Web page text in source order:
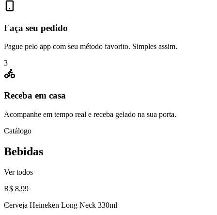
Faça seu pedido
Pague pelo app com seu método favorito. Simples assim.
3
Receba em casa
Acompanhe em tempo real e receba gelado na sua porta.
Catálogo
Bebidas
Ver todos
R$ 8,99
Cerveja Heineken Long Neck 330ml